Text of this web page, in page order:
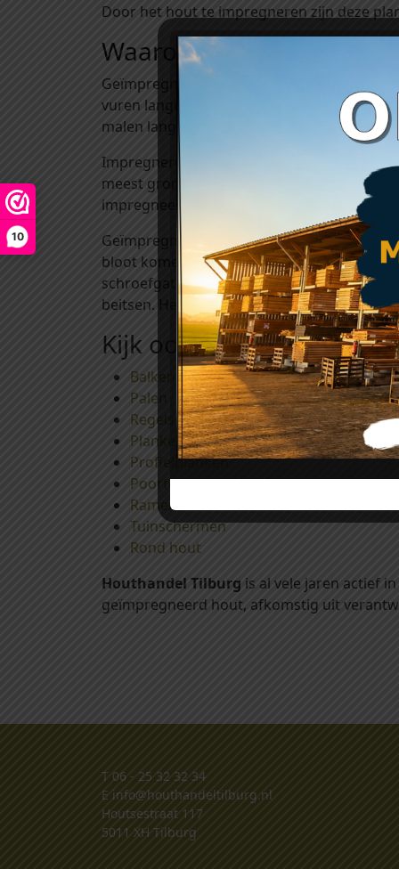
10
Door het hout te impregneren zijn deze
Waarom kiezen voor
Geïmpregneerd hout is verduurzaamd
vuren langdurig wordt beschermd tegen
malen langer dan bij onbehandeld hout.
Impregneren van hout kan op
meest grondige manier om hout te
impregneermiddel diep in het hout geperst.
Geïmpregneerd hout hoeft niet meer
bloot komen liggen. Daarom adviseren wij
schroefgaten) te behandelen met een
beitsen. Het is een waterdunne beits die
Kijk ook eens bij:
Balken
Palen
Regels en Ribben
Planken
Profielplanken
Poorten met stalen frames
Ramen, deuren en shutters
Tuinschermen
Rond hout
Houthandel Tilburg is al vele jaren actief
geïmpregneerd hout, afkomstig uit
T 06 - 25 32 32 34
E info@houthandeltilburg.nl
Houtsestraat 117
5011 XH Tilburg